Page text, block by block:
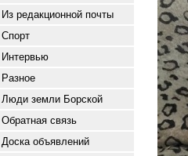
Из редакционной почты
Спорт
Интервью
Разное
Люди земли Борской
Обратная связь
Доска объявлений